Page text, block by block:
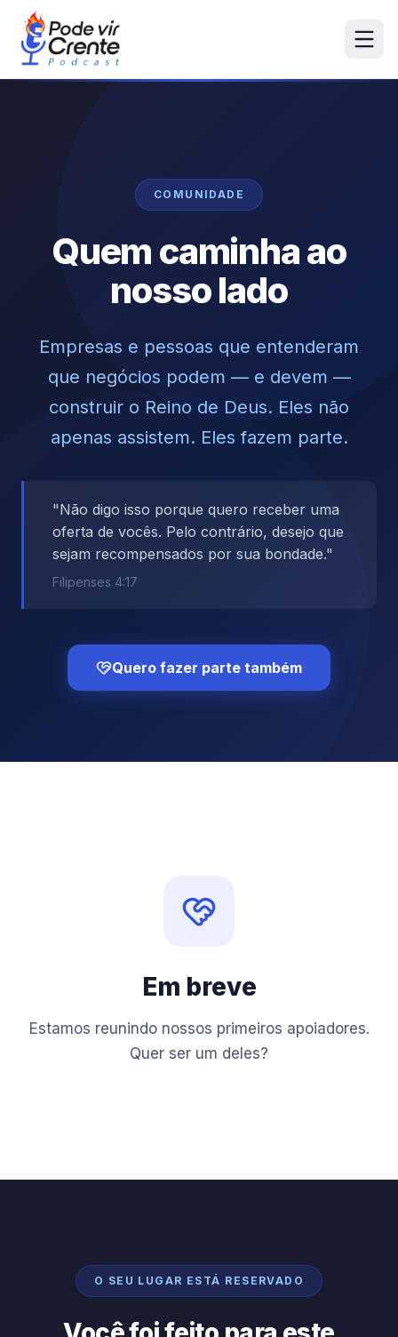
COMUNIDADE
Quem caminha ao
nosso lado
Empresas e pessoas que entenderam
que negócios podem — e devem —
construir o Reino de Deus. Eles não
apenas assistem. Eles fazem parte.
"Não digo isso porque quero receber uma
oferta de vocês. Pelo contrário, desejo que
sejam recompensados por sua bondade."
Filipenses 4:17
Quero fazer parte também
Em breve
Estamos reunindo nossos primeiros apoiadores.
Quer ser um deles?
O SEU LUGAR ESTÁ RESERVADO